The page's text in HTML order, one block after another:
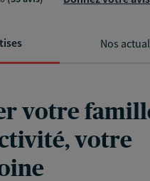
Nos
votre
votre